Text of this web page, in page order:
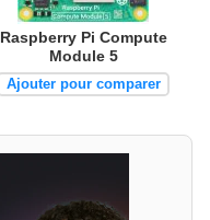
Raspberry Pi Compute
Module 5
Ajouter pour comparer